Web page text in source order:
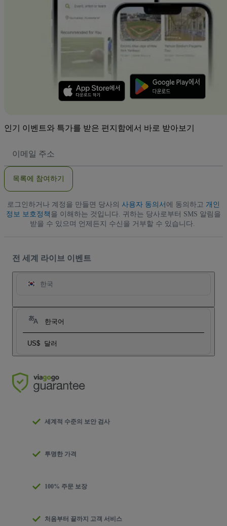
인기 이벤트와 특가를 받은 편지함에서 바로 받아보기
메
소
목록에 참여하기
로그인하거나 계정을 만들면 당사의 사용자 동의서 에 동의하고 개인
정보 보호정책 을 이해하는 것입니다. 귀하는 당사로부터 SMS 알림을
받을 수 있으며 언제든지 수신을 거부할 수 있습니다.
전 세계 라이브 이벤트
한국
한국어
US$ 달러
세계적 수준의 보안 검사
투명한 가격
100% 주문 보장
처음부터 끝까지 고객 서비스